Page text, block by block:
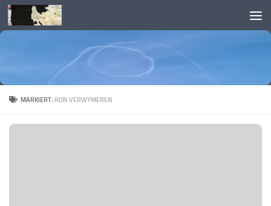
Skip to content
MARKIERT: RON VERWYMEREN